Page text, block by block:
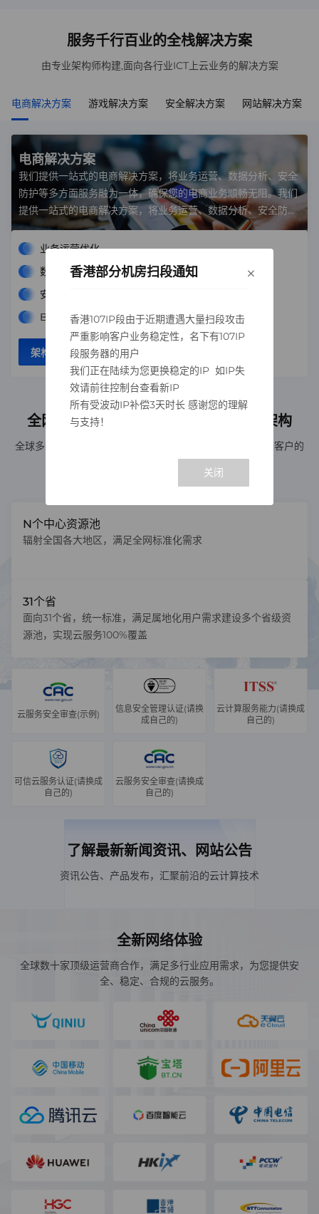
服务千行百业的全栈解决方案
由专业架构师构建,面向各行业ICT上云业务的解决方案
电商解决方案 游戏解决方案 安全解决方案 网站解决方案
电商解决方案
我们提供一站式的电商解决方案，将业务运营、数据分析、安全
防护等多方面服务融为一体，确保您的电商业务顺畅无阻。我们
提供一站式的电商解决方案，将业务运营、数据分析、安全防护
等多方面服务融为一体，确保您的电商业务顺畅无阻。
业务运营优化
数据分析与挖掘
安全防护
BBDGDDFH
架构师咨询 方案详情
全网统一规划“N+31+X”三层资源布局架构
全球多个地理区域，提供高速稳定的全球云联接网络、贴近客户的
本地化服务
N个中心资源池
辐射全国各大地区，满足全网标准化需求
31个省
面向31个省，统一标准，满足属地化用户需求建设多个省级资
源池，实现云服务100%覆盖
云服务安全审查(示例)
信息安全管理认证(请换
成自己的)
云计算服务能力(请换成
自己的)
可信云服务认证(请换成
自己的)
云服务安全审查(请换成
自己的)
了解最新新闻资讯、网站公告
资讯公告、产品发布，汇聚前沿的云计算技术
全新网络体验
全球数十家顶级运营商合作，满足多行业应用需求，为您提供安
全、稳定、合规的云服务。
香港部分机房扫段通知
香港107IP段由于近期遭遇大量扫段攻击
严重影响客户业务稳定性，名下有107IP
段服务器的用户
我们正在陆续为您更换稳定的IP 如IP失
效请前往控制台查看新IP
所有受波动IP补偿3天时长 感谢您的理解
与支持！
×